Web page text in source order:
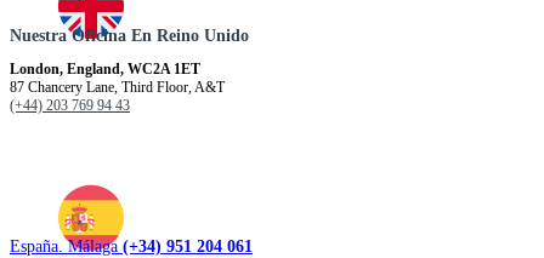
Nuestra Oficina En Reino Unido
London, England, WC2A 1ET
87 Chancery Lane, Third Floor, A&T
(+44) 203 769 94 43
España. Málaga (+34) 951 204 061